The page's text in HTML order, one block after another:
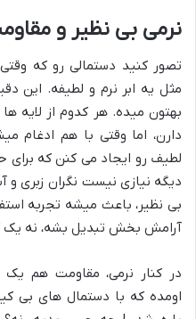
نرمی بی نظیر و
تصور کنید دستمالی رو که
مثل یه ابر نرم و لطیفه. این
بهتون میده. هر کدوم از لایه
دارن، اما وقتی با هم ادغام
لطیف رو ایجاد می کنن که
دیگه نیازی نیست نگران زبری
بی نظیر، باعث میشه تجربه
آرامش بخش تبدیل بشه، نه یک
در کنار نرمی، مقاومت هم یک
اومده که با دستمال های بی